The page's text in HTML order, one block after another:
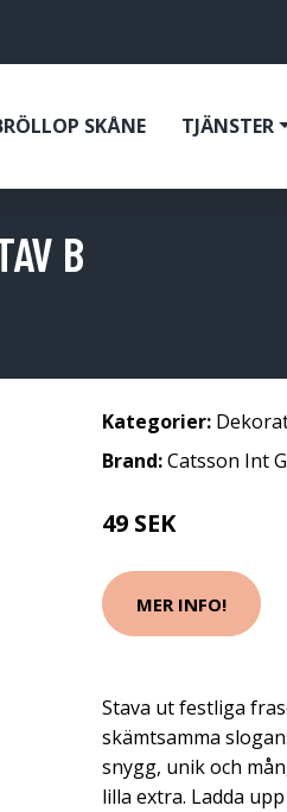
SKÅNE TJÄNSTER
B
Kategorier:
Brand:Catsson Int
49 SEK
MER INFO!
Stava ut festliga
skämtsamma
snygg, unik och
lilla extra. Ladda